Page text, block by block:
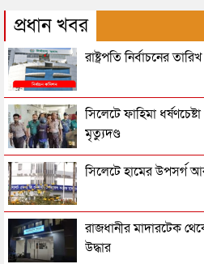
প্রধান খবর
রাষ্ট্রপতি নির্বাচনের
সিলেটে ফাহিমা
মৃত্যুদণ্ড
সিলেটে হামের উপসর্গ
রাজধানীর মাদারটেক
উদ্ধার